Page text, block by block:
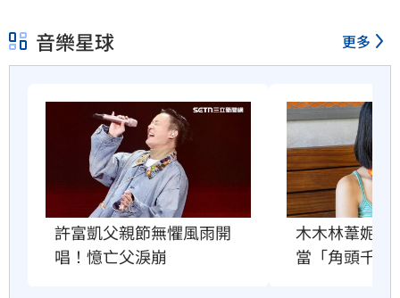
音樂星球 更多
許富凱父親節無懼風雨開
唱！憶亡父淚崩
木木林葦妮26
當「角頭千金